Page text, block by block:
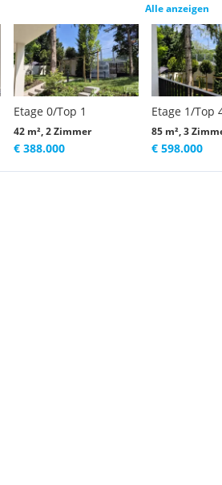
Alle anzeigen
Etage 0/Top 1
42 m², 2 Zimmer
€ 388.000
Etage 1/Top
85 m², 3
€ 598.000